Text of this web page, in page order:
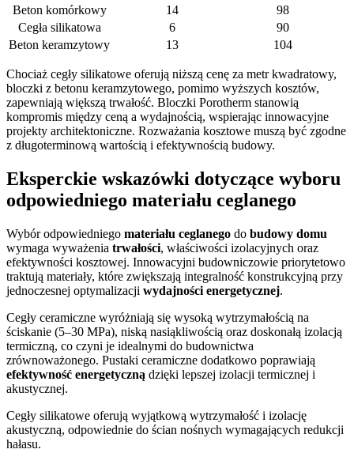
Beton komórkowy
14
98
Cegła silikatowa
6
90
Beton keramzytowy
13 104
Chociaż cegły silikatowe oferują niższą cenę za metr kwadratowy,
bloczki z betonu keramzytowego, pomimo wyższych kosztów,
zapewniają większą trwałość. Bloczki Porotherm stanowią
kompromis między ceną a wydajnością, wspierając innowacyjne
projekty architektoniczne. Rozważania kosztowe muszą być zgodne
z długoterminową wartością i efektywnością budowy.
Eksperckie wskazówki dotyczące wyboru
odpowiedniego materiału ceglanego
Wybór odpowiedniego materiału ceglanego do budowy domu
wymaga wyważenia trwałości, właściwości izolacyjnych oraz
efektywności kosztowej. Innowacyjni budowniczowie priorytetowo
traktują materiały, które zwiększają integralność konstrukcyjną przy
jednoczesnej optymalizacji wydajności energetycznej.
Cegły ceramiczne wyróżniają się wysoką wytrzymałością na
ściskanie (5–30 MPa), niską nasiąkliwością oraz doskonałą izolacją
termiczną, co czyni je idealnymi do budownictwa
zrównoważonego. Pustaki ceramiczne dodatkowo poprawiają
efektywność energetyczną dzięki lepszej izolacji termicznej i
akustycznej.
Cegły silikatowe oferują wyjątkową wytrzymałość i izolację
akustyczną, odpowiednie do ścian nośnych wymagających redukcji
hałasu.